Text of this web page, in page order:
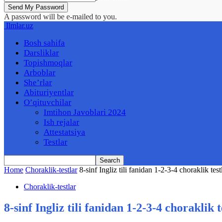
A password will be e-mailed to you.
Ilmlar.uz
Bosh sahifa
Darsliklar
Topishmoqlar
Arboblar
She’rlar
Abituriyentlar
O’qituvchilar
Imtihon Javoblari 2024
Ish rejalar
Attestatsiya
Testlar
Home Choraklik-testlar 8-sinf Ingliz tili fanidan 1-2-3-4 choraklik
Choraklik-testlar
8-sinf Ingliz tili fanidan 1-2-3-4 choraklik